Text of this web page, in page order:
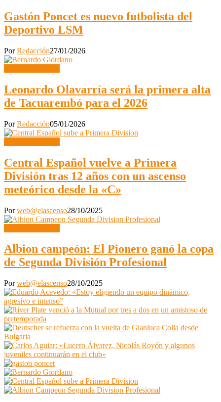
Gastón Poncet es nuevo futbolista del
Deportivo LSM
PorRedacción27/01/2026
Leonardo Olavarría será la primera alta
de Tacuarembó para el 2026
PorRedacción05/01/2026
Central Español vuelve a Primera
División tras 12 años con un ascenso
meteórico desde la «C»
Porweb@elascenso28/10/2025
Albion campeón: El Pionero ganó la copa
de Segunda División Profesional
Porweb@elascenso28/10/2025